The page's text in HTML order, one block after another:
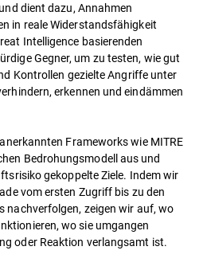
dient dazu, Annahmen
in reale Widerstandsfähigkeit
Intelligence basierenden
Gegner, um zu testen, wie gut
Kontrollen gezielte Angriffe unter
erkennen und eindämmen
Frameworks wie MITRE
Bedrohungsmodell aus und
gekoppelte Ziele. Indem wir
vom ersten Zugriff bis zu den
nachverfolgen, zeigen wir auf, wo
wo sie umgangen
oder Reaktion verlangsamt ist.